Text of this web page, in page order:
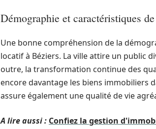
Démographie et caractéristiques
Une bonne compréhension de la
locatif à Béziers. La ville attire un public
outre, la transformation continue des
encore davantage les biens immobiliers
assure également une qualité de vie
A lire aussi : Confiez la gestion